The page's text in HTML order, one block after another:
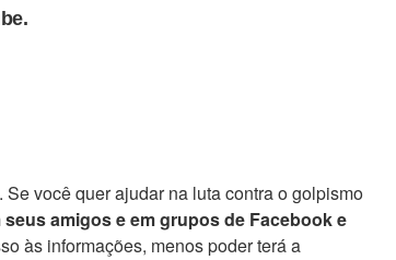
você quer ajudar na luta contra o golpismo
amigos e em grupos de Facebook e
às informações, menos poder terá a